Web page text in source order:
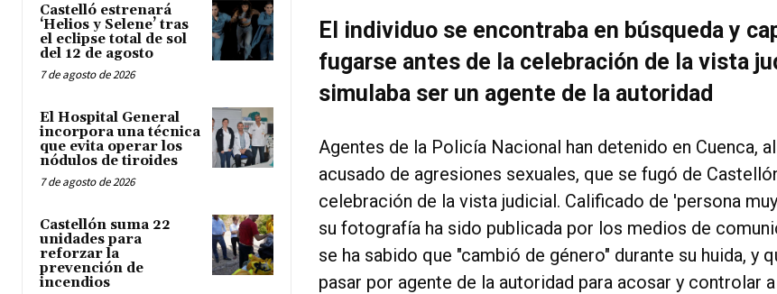
Castelló estrenará
‘Helios y Selene’ tras
el eclipse total de sol
del 12 de agosto
7 de agosto de 2026
El Hospital General
incorpora una técnica
que evita operar los
nódulos de tiroides
7 de agosto de 2026
Castellón suma 22
unidades para
reforzar la
prevención de
incendios
El individuo se encontraba en búsqueda y
fugarse antes de la celebración de la vista
simulaba ser un agente de la autoridad
Agentes de la Policía Nacional han detenido en Cuenca,
acusado de agresiones sexuales, que se fugó de
celebración de la vista judicial. Calificado de 'persona
su fotografía ha sido publicada por los medios de
se ha sabido que "cambió de género" durante su huida, y
pasar por agente de la autoridad para acosar y controlar